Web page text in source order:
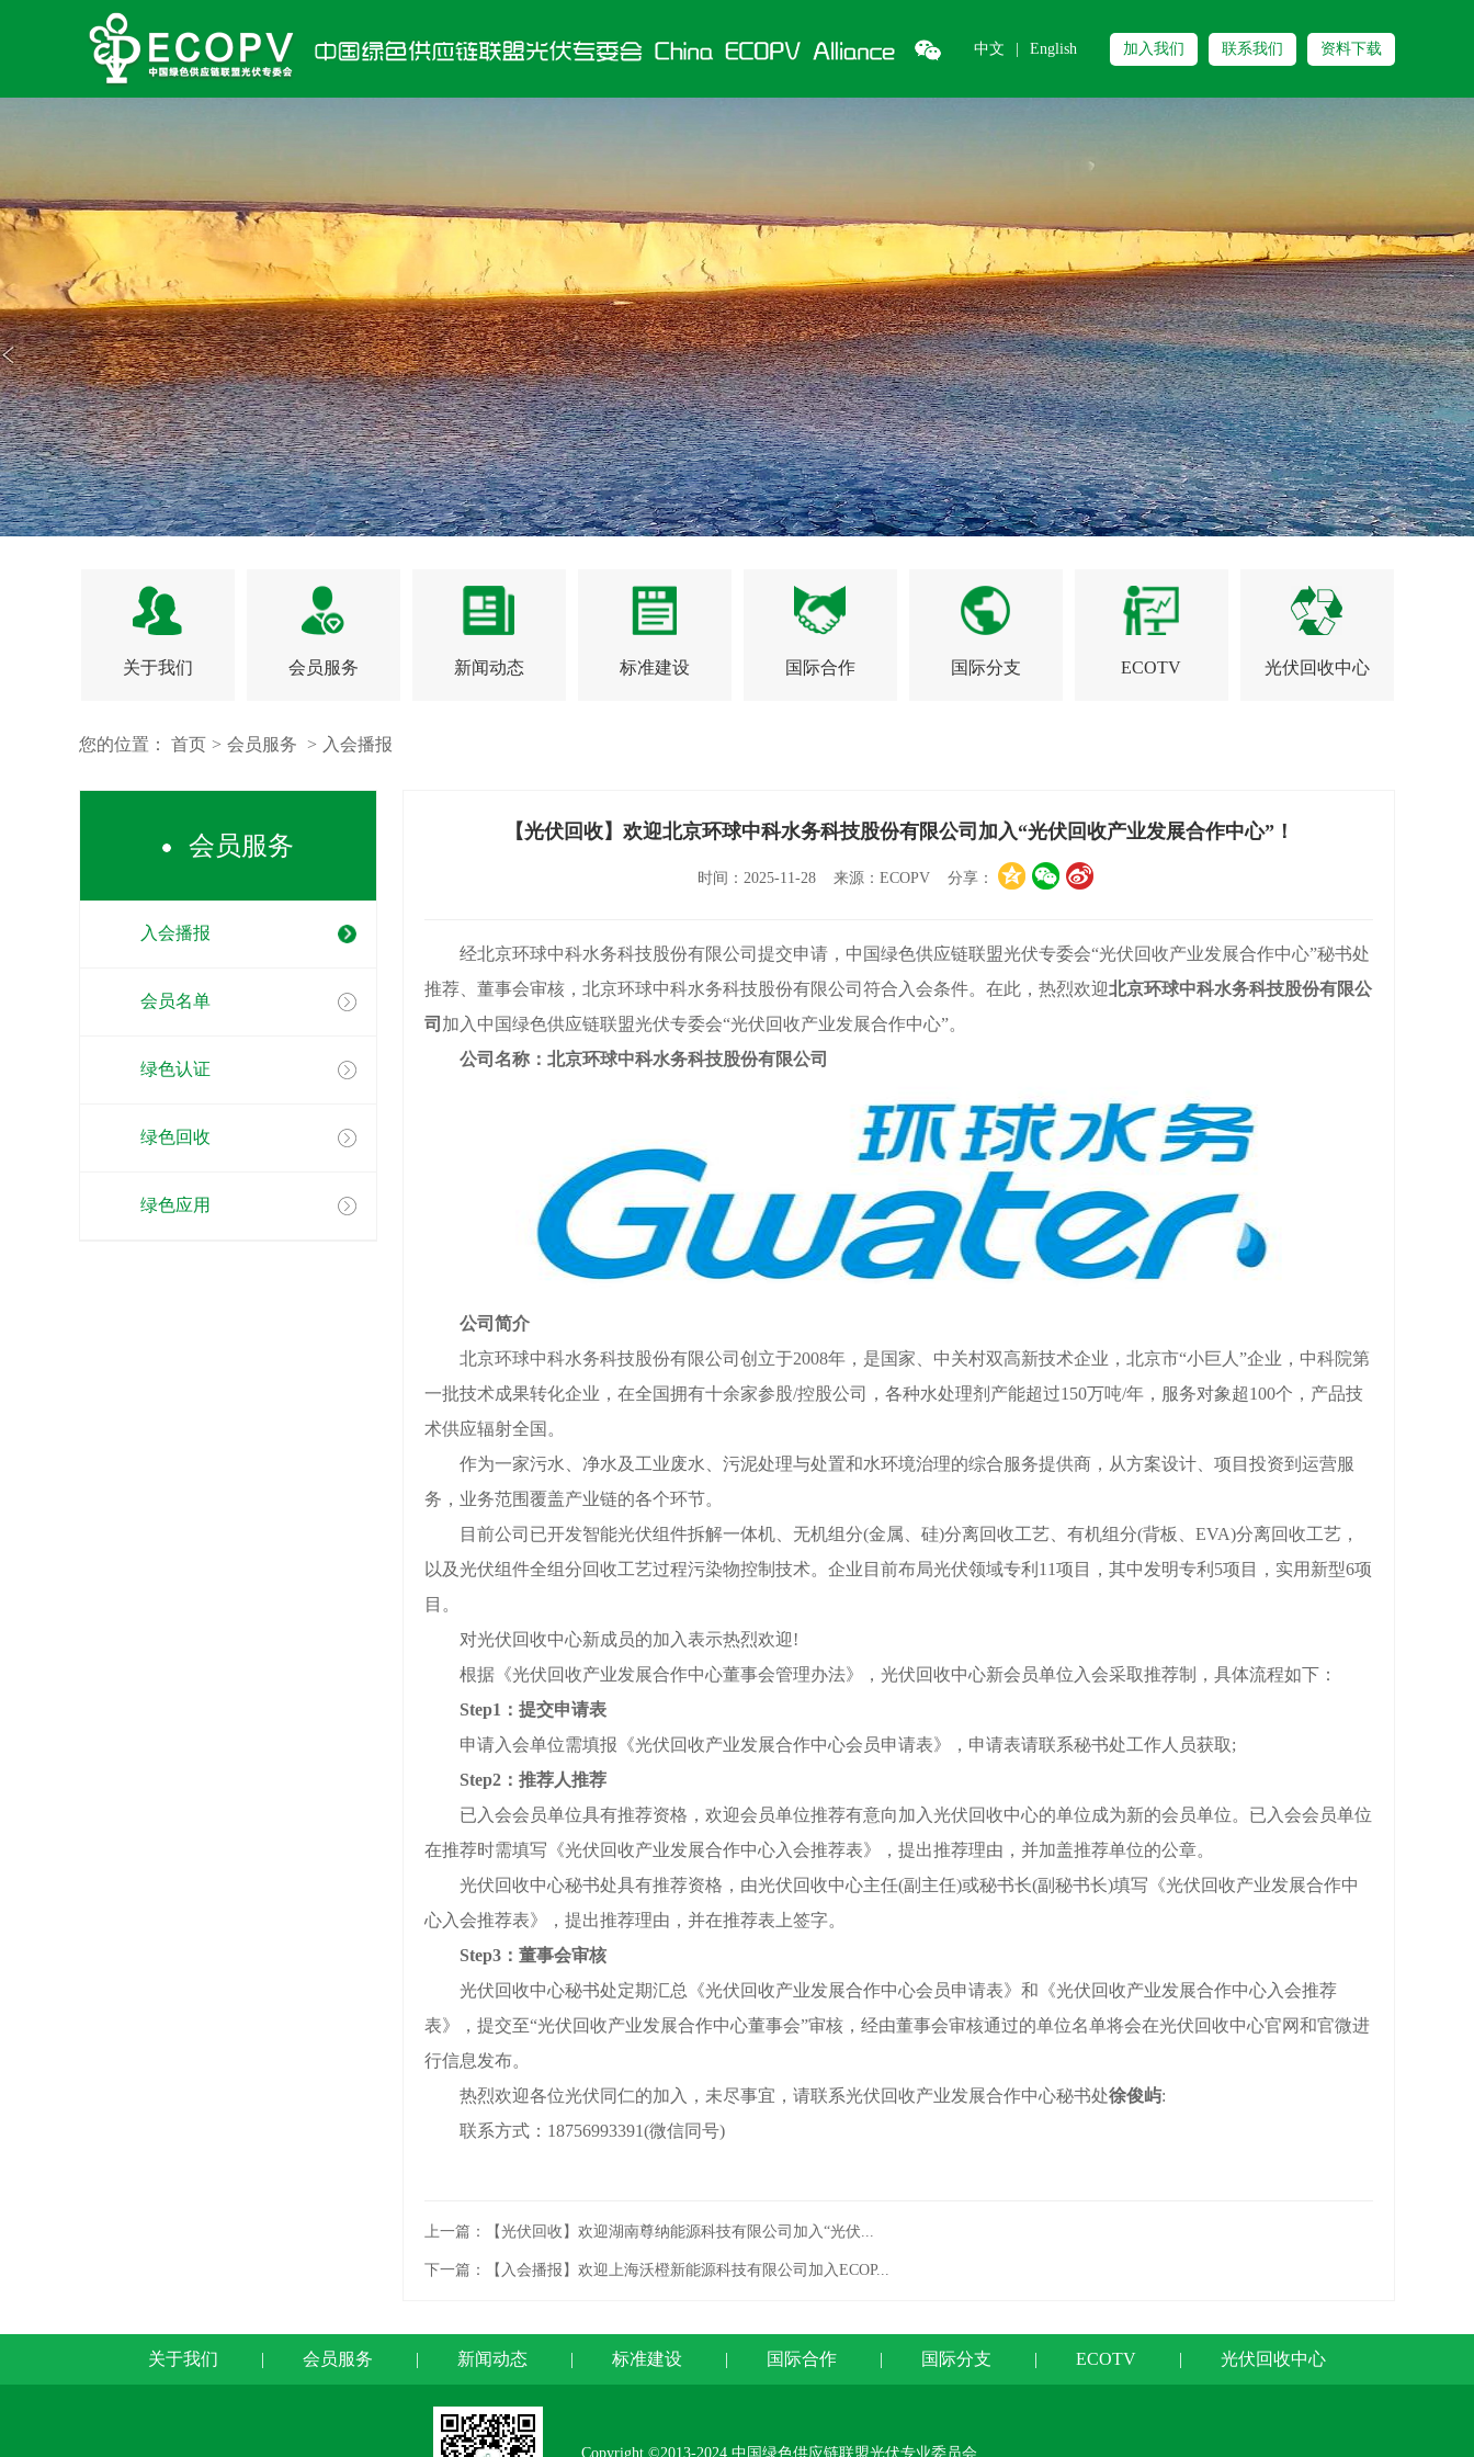
中文 English 资料下载
联系我们
加入我们
关于我们 会员服务 新闻动态 标准建设 国际合作 国际分支 ECOTV 光伏回收中心
您的位置： 首页 > 会员服务 > 入会播报
会员服务
入会播报
会员名单
绿色认证
绿色回收
绿色应用
【光伏回收】欢迎北京环球中科水务科技股份有限公司加入“光伏回收产业发展合作中心”！
时间：2025-11-28 来源：ECOPV 分享：
经北京环球中科水务科技股份有限公司提交申请，中国绿色供应链联盟光伏专委会“光伏回收产业发展合作中心”秘书处
推荐、董事会审核，北京环球中科水务科技股份有限公司符合入会条件。在此，热烈欢迎北京环球中科水务科技股份有限公
司 加入中国绿色供应链联盟光伏专委会“光伏回收产业发展合作中心”。
公司名称：北京环球中科水务科技股份有限公司
公司简介
北京环球中科水务科技股份有限公司创立于2008年，是国家、中关村双高新技术企业，北京市“小巨人”企业，中科院第
一批技术成果转化企业，在全国拥有十余家参股/控股公司，各种水处理剂产能超过150万吨/年，服务对象超100个，产品技
术供应辐射全国。
作为一家污水、净水及工业废水、污泥处理与处置和水环境治理的综合服务提供商，从方案设计、项目投资到运营服
务，业务范围覆盖产业链的各个环节。
目前公司已开发智能光伏组件拆解一体机、无机组分(金属、硅)分离回收工艺、有机组分(背板、EVA)分离回收工艺，
以及光伏组件全组分回收工艺过程污染物控制技术。企业目前布局光伏领域专利11项目，其中发明专利5项目，实用新型6项
目。
对光伏回收中心新成员的加入表示热烈欢迎!
根据《光伏回收产业发展合作中心董事会管理办法》，光伏回收中心新会员单位入会采取推荐制，具体流程如下：
Step1：提交申请表
申请入会单位需填报《光伏回收产业发展合作中心会员申请表》，申请表请联系秘书处工作人员获取;
Step2：推荐人推荐
已入会会员单位具有推荐资格，欢迎会员单位推荐有意向加入光伏回收中心的单位成为新的会员单位。已入会会员单位
在推荐时需填写《光伏回收产业发展合作中心入会推荐表》，提出推荐理由，并加盖推荐单位的公章。
光伏回收中心秘书处具有推荐资格，由光伏回收中心主任(副主任)或秘书长(副秘书长)填写《光伏回收产业发展合作中
心入会推荐表》，提出推荐理由，并在推荐表上签字。
Step3：董事会审核
光伏回收中心秘书处定期汇总《光伏回收产业发展合作中心会员申请表》和《光伏回收产业发展合作中心入会推荐
表》，提交至“光伏回收产业发展合作中心董事会”审核，经由董事会审核通过的单位名单将会在光伏回收中心官网和官微进
行信息发布。
热烈欢迎各位光伏同仁的加入，未尽事宜，请联系光伏回收产业发展合作中心秘书处徐俊屿:
联系方式：18756993391(微信同号)
上一篇：【光伏回收】欢迎湖南尊纳能源科技有限公司加入“光伏...
下一篇：【入会播报】欢迎上海沃橙新能源科技有限公司加入ECOP...
关于我们 | 会员服务 | 新闻动态 | 标准建设 | 国际合作 | 国际分支 | ECOTV | 光伏回收中心
Copyright ©2013-2024 中国绿色供应链联盟光伏专业委员会